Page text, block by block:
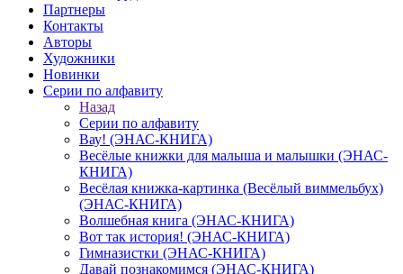
Партнеры
Контакты
Авторы
Художники
Новинки
Серии по алфавиту
Назад
Серии по алфавиту
Вау! (ЭНАС-КНИГА)
Весёлые книжки для малыша и малышки (ЭНАС-
КНИГА)
Весёлая книжка-картинка (Весёлый виммельбух)
(ЭНАС-КНИГА)
Волшебная книга (ЭНАС-КНИГА)
Вот так история! (ЭНАС-КНИГА)
Гимназистки (ЭНАС-КНИГА)
Давай познакомимся (ЭНАС-КНИГА)